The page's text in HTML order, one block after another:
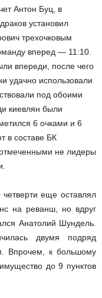
Антон Буц, в
установил
трехочковым
вперед — 11:10.
впереди, после чего
удачно использовали
под обоими
киевлян были
6 очками и 6
в составе БК
не лидеры
еще оставлял
на реванш, но вдруг
Анатолий Шундель.
двумя подряд
Впрочем, к большому
до 9 пунктов